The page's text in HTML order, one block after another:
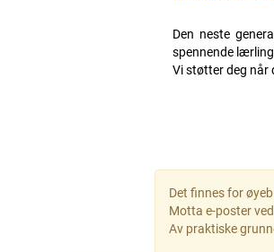
Den neste
spennende
Vi støtter deg når
Det finnes for
Motta e-poster
Av praktiske